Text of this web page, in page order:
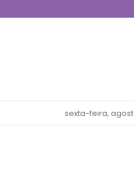
sexta-feira,